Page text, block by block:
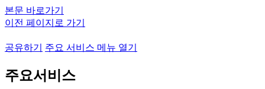
본문 바로가기
이전 페이지로 가기
공유하기 주요 서비스 메뉴 열기
주요서비스